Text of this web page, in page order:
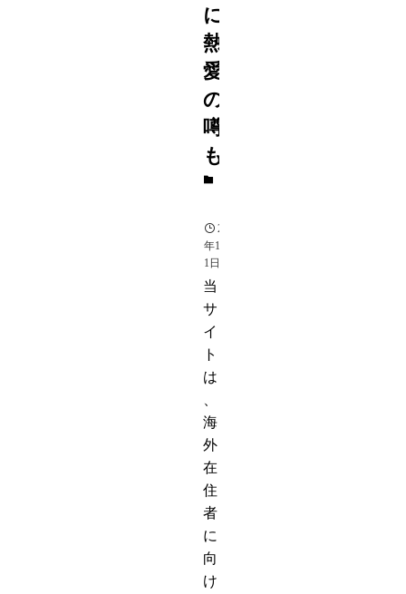
に
熱
愛
の
噂
も
2015
年10月
1日
当
サ
イ
ト
は
海
外
在
住
者
に
向
け